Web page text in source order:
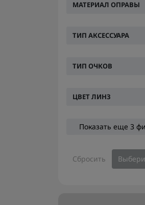
МАТЕРИАЛ ОПРАВЫ
ТИП АКСЕССУАРА
ТИП ОЧКОВ
ЦВЕТ ЛИНЗ
Показать еще 3
Сбросить